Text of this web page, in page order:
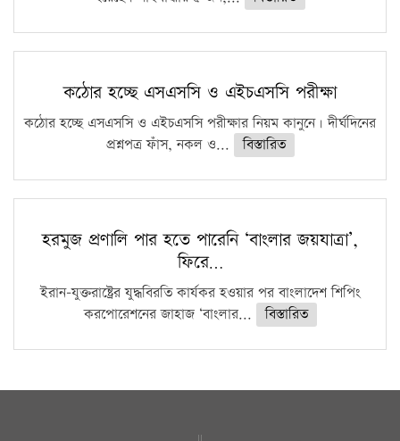
কঠোর হচ্ছে এসএসসি ও এইচএসসি পরীক্ষা
কঠোর হচ্ছে এসএসসি ও এইচএসসি পরীক্ষার নিয়ম কানুনে। দীর্ঘদিনের
প্রশ্নপত্র ফাঁস, নকল ও...
বিস্তারিত
হরমুজ প্রণালি পার হতে পারেনি ‘বাংলার জয়যাত্রা’,
ফিরে…
ইরান-যুক্তরাষ্ট্রের যুদ্ধবিরতি কার্যকর হওয়ার পর বাংলাদেশ শিপিং
করপোরেশনের জাহাজ ‘বাংলার...
বিস্তারিত